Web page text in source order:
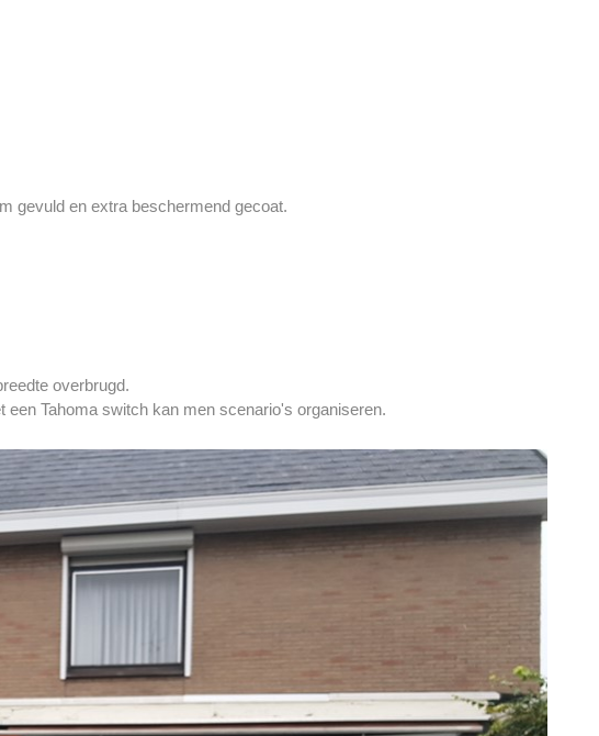
gevuld en extra beschermend gecoat.
overbrugd.
een Tahoma switch kan men scenario's organiseren.